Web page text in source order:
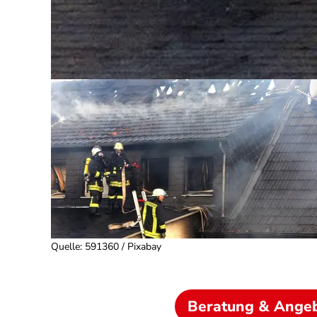
Quelle: 591360 / Pixabay
Beratung &